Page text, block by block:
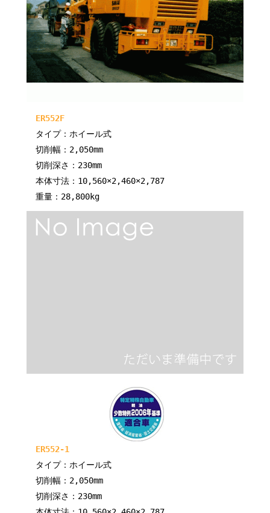
ER552F
タイプ：ホイール式
切削幅：2,050mm
切削深さ：230mm
本体寸法：10,560×2,460×2,787
重量：28,800kg
ER552-1
タイプ：ホイール式
切削幅：2,050mm
切削深さ：230mm